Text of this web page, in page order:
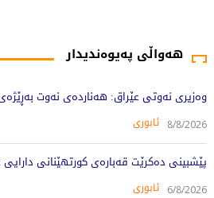
هەواڵی پەیوەندیدار
وەزیری نەوتی عێراق: هەناردەی نەوت بەڕێژەی 75٪
8/8/2026 ئابوری
پێشبینی دەکرێت قەبارەی کورتهێنانی دارایی عێراق بگاتە
6/8/2026 ئابوری